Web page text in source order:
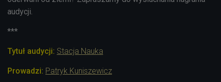
audycji.
***
Tytuł audycji: Stacja Nauka
Prowadzi: Patryk Kuniszewicz